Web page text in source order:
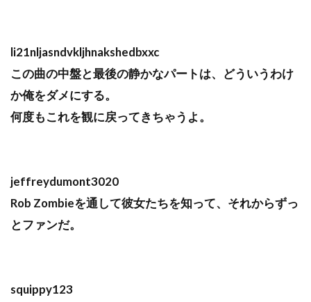
li21nljasndvkljhnakshedbxxc
この曲の中盤と最後の静かなパートは、どういうわけ
か俺をダメにする。
何度もこれを観に戻ってきちゃうよ。
jeffreydumont3020
Rob Zombieを通して彼女たちを知って、それからずっ
とファンだ。
squippy123